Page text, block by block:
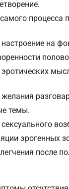
процесса
на
эротических
желания
темы.
сексуального
эрогенных
после